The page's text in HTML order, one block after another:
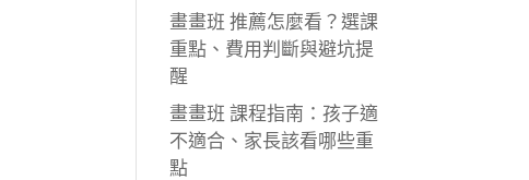
畫畫班 推薦怎麼看？選課
重點、費用判斷與避坑提
醒
畫畫班 課程指南：孩子適
不適合、家長該看哪些重
點